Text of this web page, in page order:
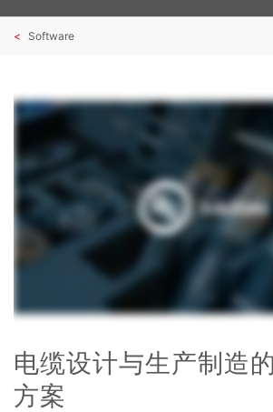
Software
电缆设计与生产制造
方案